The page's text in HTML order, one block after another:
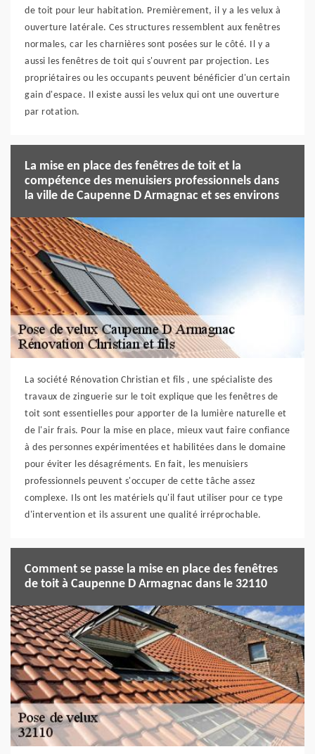
de toit pour leur habitation. Premièrement, il y a les velux à
ouverture latérale. Ces structures ressemblent aux fenêtres
normales, car les charnières sont posées sur le côté. Il y a
aussi les fenêtres de toit qui s'ouvrent par projection. Les
propriétaires ou les occupants peuvent bénéficier d'un certain
gain d'espace. Il existe aussi les velux qui ont une ouverture
par rotation.
La mise en place des fenêtres de toit et la
compétence des menuisiers professionnels dans
la ville de Caupenne D Armagnac et ses environs
La société Rénovation Christian et fils , une spécialiste des
travaux de zinguerie sur le toit explique que les fenêtres de
toit sont essentielles pour apporter de la lumière naturelle et
de l'air frais. Pour la mise en place, mieux vaut faire confiance
à des personnes expérimentées et habilitées dans le domaine
pour éviter les désagréments. En fait, les menuisiers
professionnels peuvent s'occuper de cette tâche assez
complexe. Ils ont les matériels qu'il faut utiliser pour ce type
d'intervention et ils assurent une qualité irréprochable.
Comment se passe la mise en place des fenêtres
de toit à Caupenne D Armagnac dans le 32110